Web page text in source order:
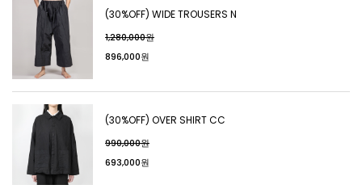
(30%OFF) WIDE TROUSERS N
1,280,000원
896,000원
(30%OFF) OVER SHIRT CC
990,000원
693,000원